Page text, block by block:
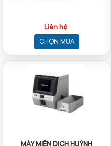
Liên hệ
CHỌN MUA